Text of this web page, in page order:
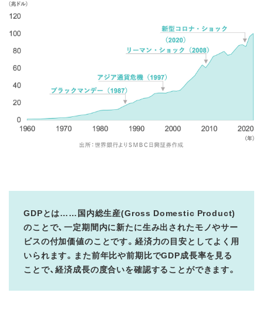
GDPとは……国内総生産(Gross Domestic Product)
のことで、一定期間内に新たに生み出されたモノやサー
ビスの付加価値のことです。経済力の目安としてよく用
いられます。また前年比や前期比でGDP成長率を見る
ことで、経済成長の度合いを確認することができます。